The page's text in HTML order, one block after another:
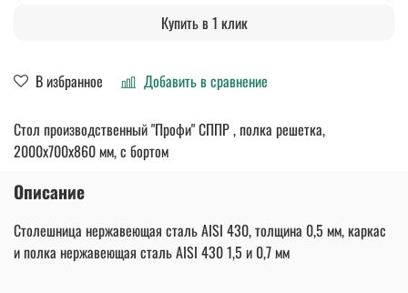
В избранное Добавить в сравнение
Купить в 1 клик
Стол производственный "Профи" СППР , полка решетка,
2000х700х860 мм, с бортом
Описание
Столешница нержавеющая сталь AISI 430, толщина 0,5 мм, каркас
и полка нержавеющая сталь AISI 430 1,5 и 0,7 мм